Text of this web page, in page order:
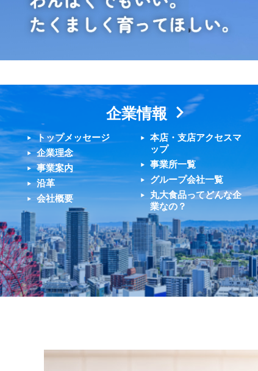
企業情報
トップメッセージ
企業理念
事業案内
沿革
会社概要
本店・支店アクセスマ
ップ
事業所一覧
グループ会社一覧
丸大食品ってどんな企
業なの？